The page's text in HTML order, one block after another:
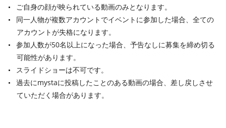
ご自身の顔が映られている動画のみとなります。
同一人物が複数アカウントでイベントに参加した場合、全ての
アカウントが失格になります。
参加人数が50名以上になった場合、予告なしに募集を締め切る
可能性があります。
スライドショーは不可です。
過去にmystaに投稿したことのある動画の場合、差し戻しさせ
ていただく場合があります。